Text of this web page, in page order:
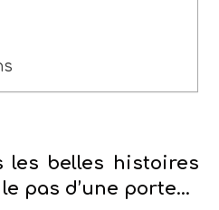
les belles histoires
pas d’une porte…